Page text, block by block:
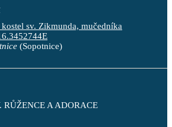
sv. Zikmunda, mučedníka
(Sopotnice)
RŮŽENCE A ADORACE